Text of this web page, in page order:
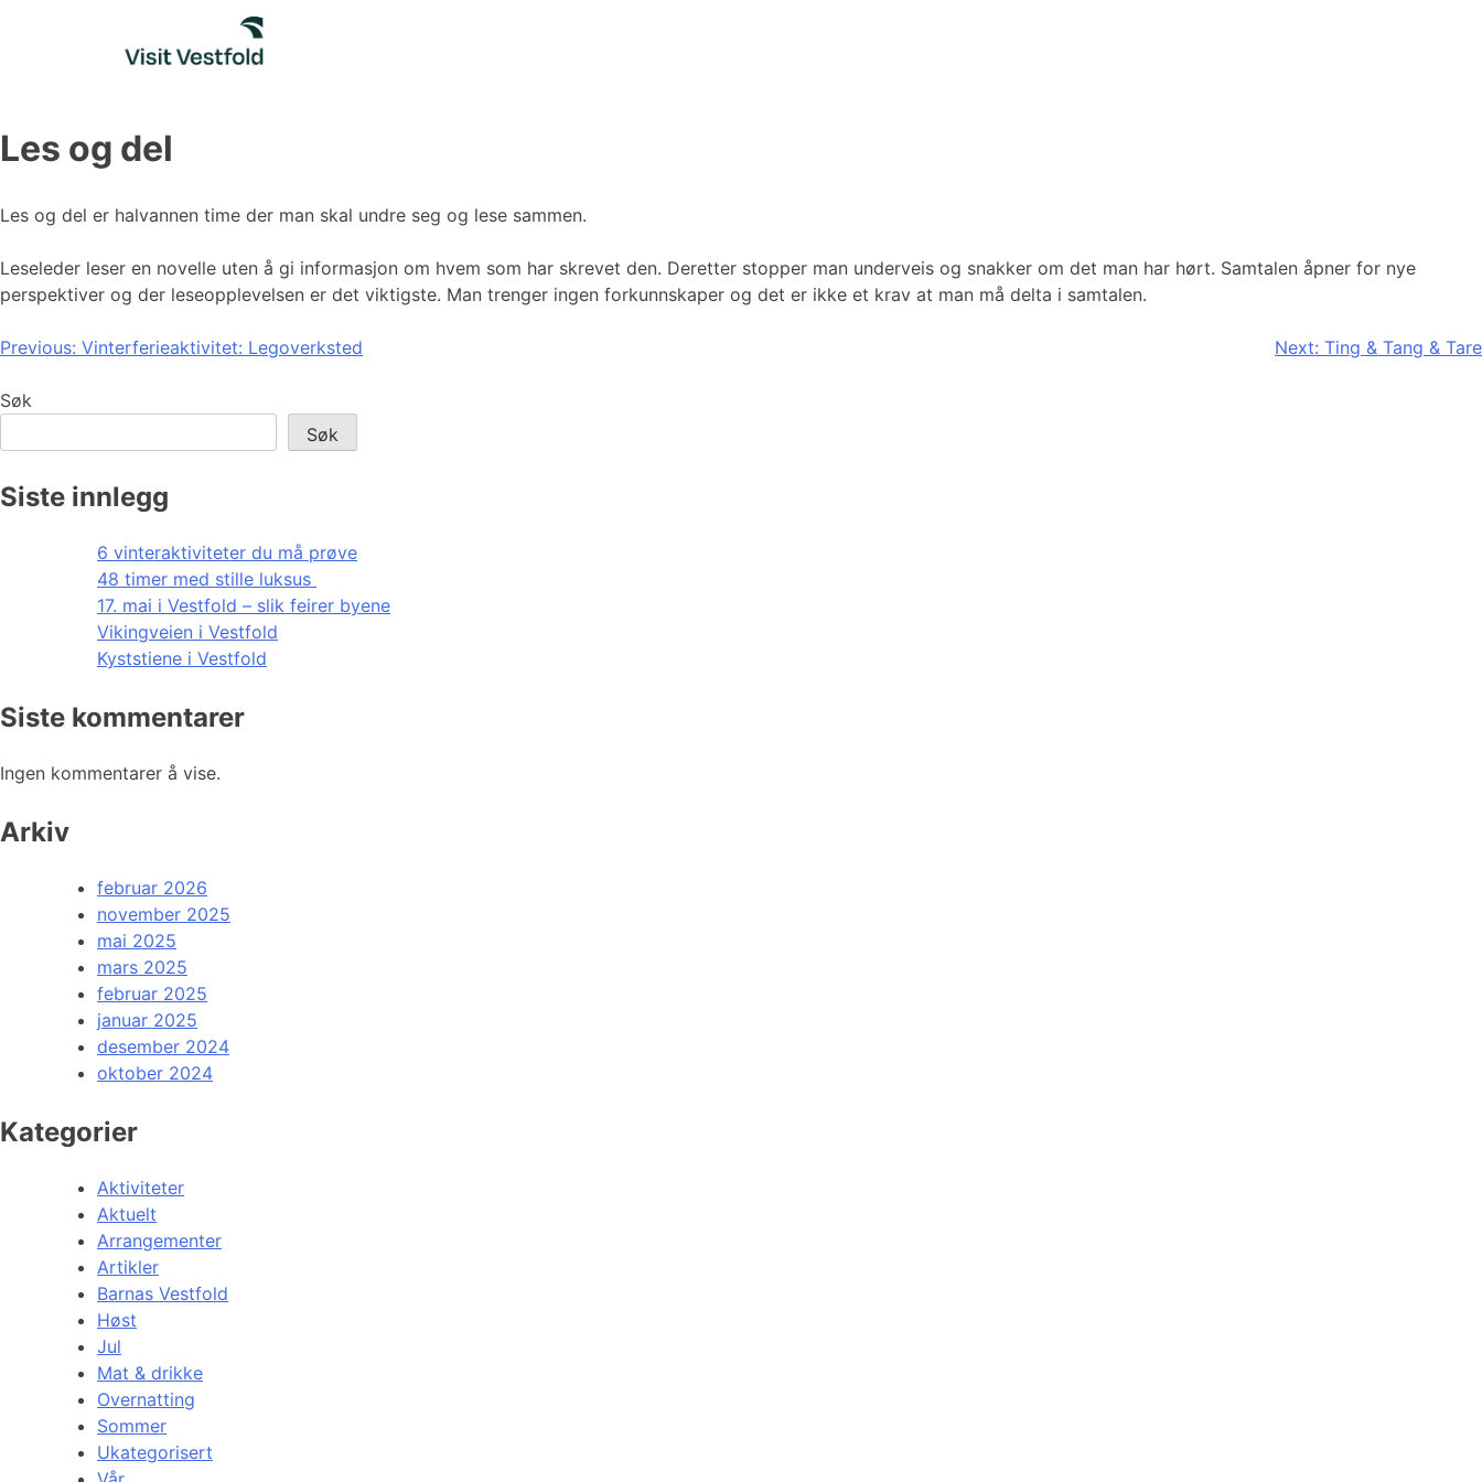
Les og del
Les og del er halvannen time der man skal undre seg og lese sammen.
Leseleder leser en novelle uten å gi informasjon om hvem som har skrevet den. Deretter stopper man underveis og snakker om det man har hørt. Samtalen åpner for nye
perspektiver og der leseopplevelsen er det viktigste. Man trenger ingen forkunnskaper og det er ikke et krav at man må delta i samtalen.
Innleggsnavigasjon
Previous: Vinterferieaktivitet: Legoverksted Next: Ting & Tang & Tare
Søk
Søk
Siste innlegg
6 vinteraktiviteter du må prøve
48 timer med stille luksus
17. mai i Vestfold – slik feirer byene
Vikingveien i Vestfold
Kyststiene i Vestfold
Siste kommentarer
Ingen kommentarer å vise.
Arkiv
februar 2026
november 2025
mai 2025
mars 2025
februar 2025
januar 2025
desember 2024
oktober 2024
Kategorier
Aktiviteter
Aktuelt
Arrangementer
Artikler
Barnas Vestfold
Høst
Jul
Mat & drikke
Overnatting
Sommer
Ukategorisert